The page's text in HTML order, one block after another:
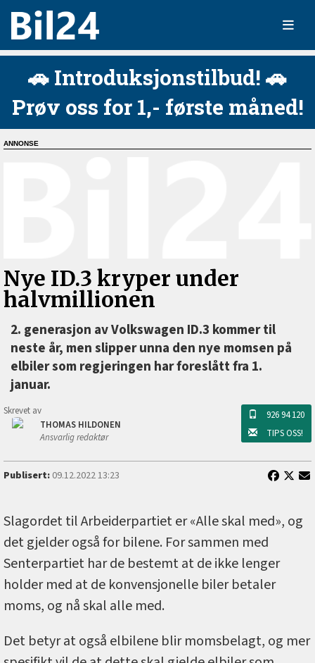
🚗 Introduksjonstilbud! 🚗
Prøv oss for 1,- første måned!
Nye ID.3 kryper under
halvmillionen
2. generasjon av Volkswagen ID.3 kommer til
neste år, men slipper unna den nye momsen på
elbiler som regjeringen har foreslått fra 1.
januar.
Skrevet av
THOMAS HILDONEN
Ansvarlig redaktør
926 94 120
TIPS OSS!
Publisert:09.12.2022 13:23
Slagordet til Arbeiderpartiet er «Alle skal med», og
det gjelder også for bilene. For sammen med
Senterpartiet har de bestemt at de ikke lenger
holder med at de konvensjonelle biler betaler
moms, og nå skal alle med.
Det betyr at også elbilene blir momsbelagt, og mer